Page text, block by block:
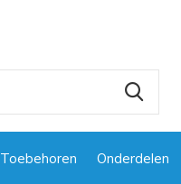
Toebehoren Onderdelen